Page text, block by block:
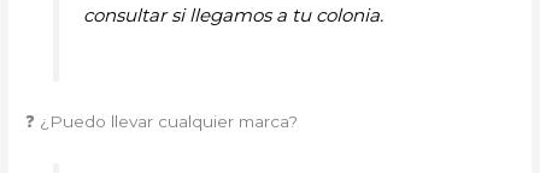
consultar si llegamos a tu colonia.
❓ ¿Puedo llevar cualquier marca?